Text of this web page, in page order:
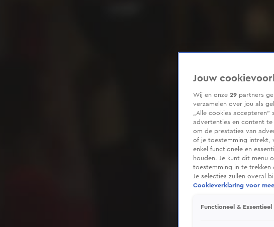
Jouw
Wij en onze 29 partners
verzamelen over jou als
„Alle cookies
advertenties en content te
om de prestaties van
of je toestemming intrekt,
enkel functionele en
houden. Je kunt dit menu
toestemming in te trekken
Je selecties zullen overal
Cookieverklaring voor
Functioneel & Essentieel